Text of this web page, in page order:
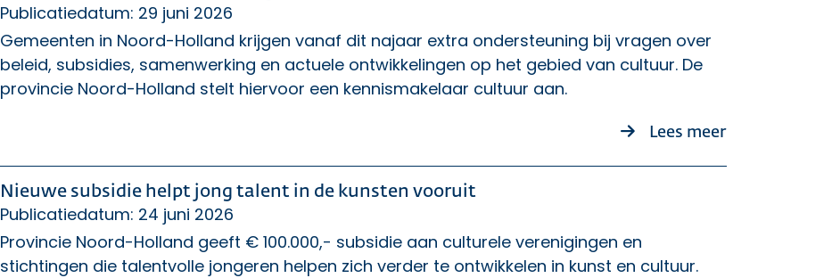
Publicatiedatum: 29 juni 2026
Gemeenten in Noord-Holland krijgen vanaf dit najaar extra ondersteuning bij vragen over
beleid, subsidies, samenwerking en actuele ontwikkelingen op het gebied van cultuur. De
provincie Noord-Holland stelt hiervoor een kennismakelaar cultuur aan.
Lees meerover
Nieuwe subsidie helpt jong talent in de kunsten vooruit
Publicatiedatum: 24 juni 2026
Provincie Noord-Holland geeft € 100.000,- subsidie aan culturele verenigingen en
stichtingen die talentvolle jongeren helpen zich verder te ontwikkelen in kunst en cultuur.